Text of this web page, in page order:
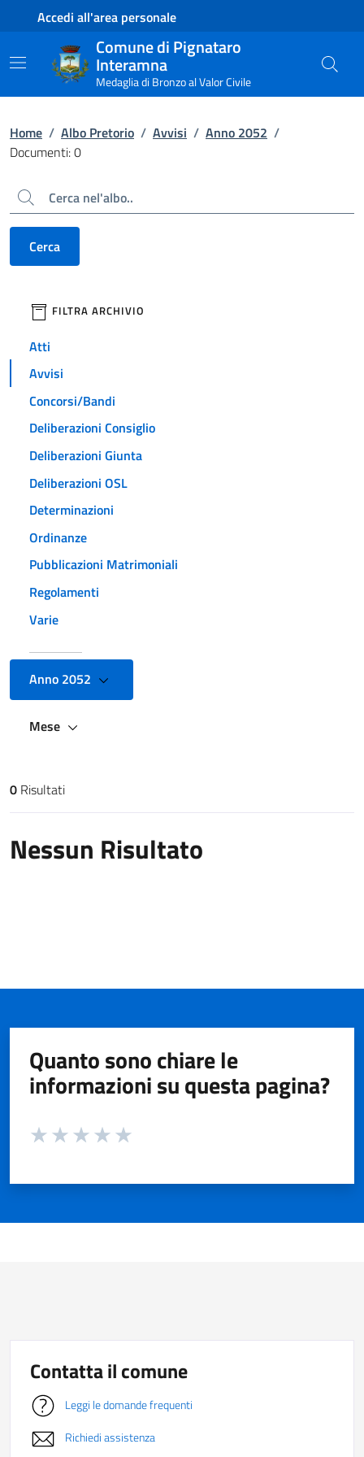
Contenuto principale
Piede di paginaAccedi all'area personale
Comune di Pignataro
Interamna
Medaglia di Bronzo al Valor Civile
Home / Albo Pretorio / Avvisi / Anno 2052 /
Documenti: 0
Cerca
Cerca
filtri da applicare
FILTRA ARCHIVIO
Atti
Avvisi
Concorsi/Bandi
Deliberazioni Consiglio
Deliberazioni Giunta
Deliberazioni OSL
Determinazioni
Ordinanze
Pubblicazioni Matrimoniali
Regolamenti
Varie
Anno 2052
Mese
Risultati di ricerca
0 Risultati
Nessun Risultato
Quanto sono chiare le
informazioni su questa pagina?
Valuta da 1 a 5 stelle la pagina
Contatta il comune
Leggi le domande frequenti
Richiedi assistenza